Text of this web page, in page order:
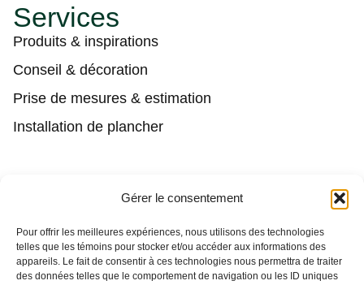
Gérer le consentement
Pour offrir les meilleures expériences, nous utilisons des technologies
telles que les témoins pour stocker et/ou accéder aux informations des
appareils. Le fait de consentir à ces technologies nous permettra de traiter
des données telles que le comportement de navigation ou les ID uniques
Services
Produits & inspirations
Conseil & décoration
Prise de mesures & estimation
Installation de plancher
tgl@tapisguylaberge.com